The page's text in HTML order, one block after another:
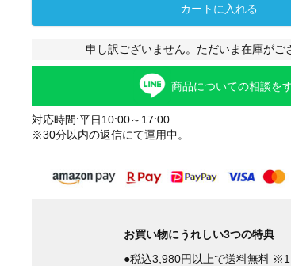
カートに入れる
申し訳ございません。ただいま在庫がご
商品についての相談を
対応時間:平日10:00～17:00
※30分以内の返信にて運用中。
お買い物にうれしい3つの特典
●税込3,980円以上で送料無料 ※1